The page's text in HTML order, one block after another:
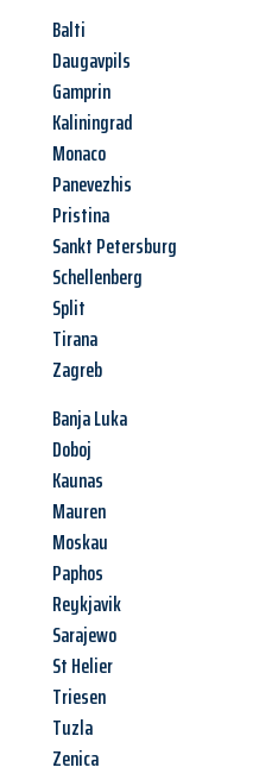
Balti
Daugavpils
Gamprin
Kaliningrad
Monaco
Panevezhis
Pristina
Sankt Petersburg
Schellenberg
Split
Tirana
Zagreb
Banja Luka
Doboj
Kaunas
Mauren
Moskau
Paphos
Reykjavik
Sarajewo
St Helier
Triesen
Tuzla
Zenica